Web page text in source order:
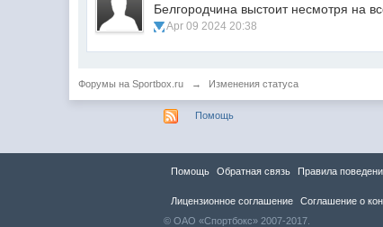
Белгородчина выстоит несмотря на
Apr 09 2024 20:38
Форумы на Sportbox.ru → Изменения статуса
Помощь
Помощь Обратная связь Правила
Лицензионное соглашение Соглашение о
© ОАО «Спортбокс» 2007-2017.